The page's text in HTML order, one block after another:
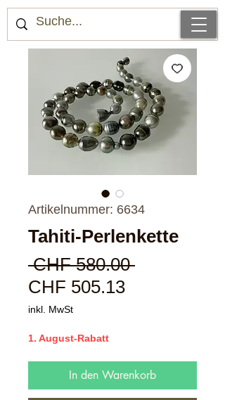
Artikelnummer: 6634
Tahiti-Perlenkette
CHF 580.00
CHF 505.13Sale-
inkl. MwSt
1. August-Rabatt
In den Warenkorb